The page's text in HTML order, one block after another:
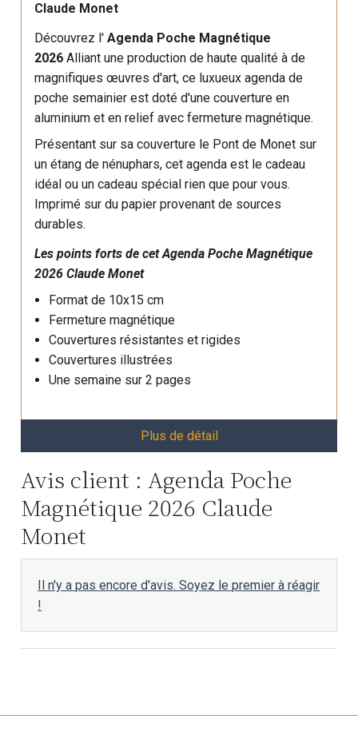
Claude Monet
Découvrez l'Agenda Poche Magnétique
2026Alliant une production de haute qualité à de
magnifiques œuvres d'art, ce luxueux agenda de
poche semainier est doté d'une couverture en
aluminium et en relief avec fermeture magnétique.
Présentant sur sa couverture le Pont de Monet sur
un étang de nénuphars, cet agenda est le cadeau
idéal ou un cadeau spécial rien que pour vous.
Imprimé sur du papier provenant de sources
durables.
Les points forts de cet Agenda Poche Magnétique
2026 Claude Monet
Format de 10x15 cm
Fermeture magnétique
Couvertures résistantes et rigides
Couvertures illustrées
Une semaine sur 2 pages
Plus de détail
Avis client : Agenda Poche
Magnétique 2026 Claude
Monet
Il n'y a pas encore d'avis. Soyez le premier à réagir
!